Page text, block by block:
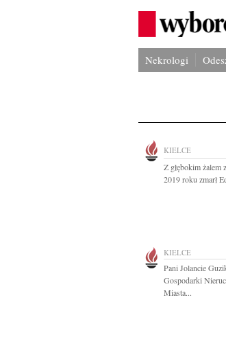
Nekrologi
KIELCE
Z głębokim żalem
2019 roku zmarł
KIELCE
Pani Jolancie
Gospodarki
Miasta...